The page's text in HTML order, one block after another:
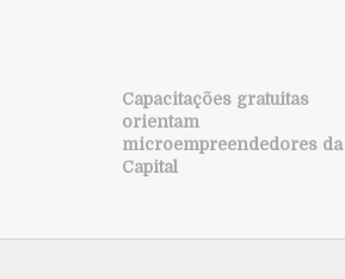
Capacitações gratuitas
orientam
microempreendedores da
Capital